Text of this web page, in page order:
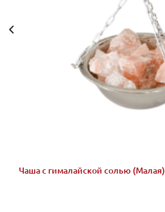
Чаша с гималайской солью (Малая)